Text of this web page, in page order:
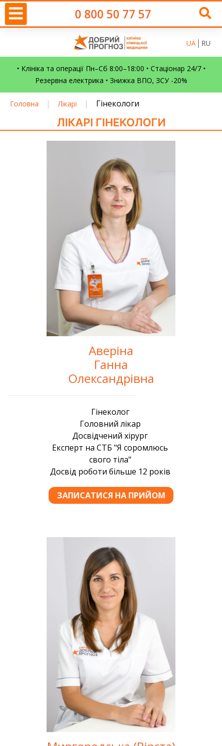
0 800 50 77 57
UA RU
• Клініка та операції Пн–Сб 8:00–18:00 • Стаціонар 24/7 •
Резервна електрика • Знижка ВПО, ЗСУ -20%
Головна | Лікарі | Гінекологи
ЛІКАРІ ГІНЕКОЛОГИ
Аверіна
Ганна
Олександрівна